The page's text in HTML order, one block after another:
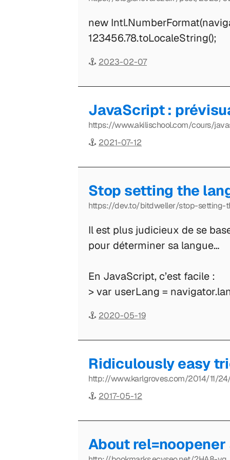
new
123456.78.toLocaleString();
2023-02-07
JavaScript :
https://www.akilischool.com/cours/
2021-07-12
Stop setting the
https://dev.to/bitdweller/stop-setting-
Il est plus judicieux de se
pour déterminer sa langue…
En JavaScript, c’est facile :
> var userLang =
2020-05-19
Ridiculously easy
http://www.karlgroves.com/2014/11/
2017-05-12
About rel=noopener